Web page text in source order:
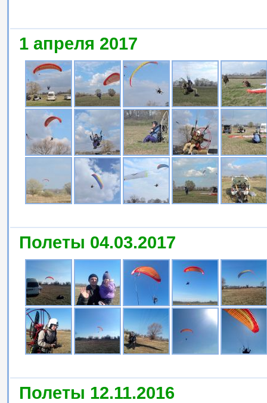
1 апреля 2017
Полеты 04.03.2017
Полеты 12.11.2016